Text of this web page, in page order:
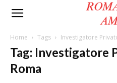
Roma
Amor
Home Tags Investigatore
Tag: Investigatore
Roma